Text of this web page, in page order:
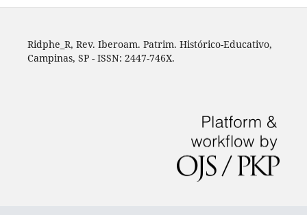
Ridphe_R, Rev. Iberoam. Patrim. Histórico-Educativo,
Campinas, SP - ISSN: 2447-746X.